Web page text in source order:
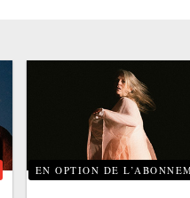
EN OPTION DE